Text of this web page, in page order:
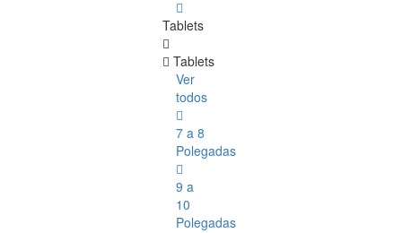
Tablets
Tablets
Ver
todos
7 a 8
Polegadas
9 a
10
Polegadas